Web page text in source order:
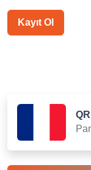
Kayıt Ol